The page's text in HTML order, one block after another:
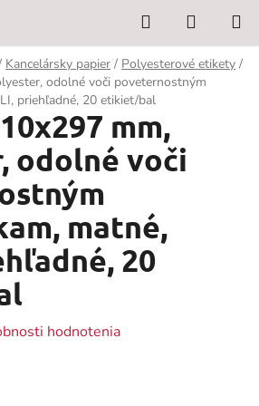
Hľadať
KOŠÍK
Kancelársky papier / Polyesterové etikety /
odolné voči poveternostným
priehľadné, 20 etikiet/bal
mm,
odolné voči
matné,
20
hodnotenia